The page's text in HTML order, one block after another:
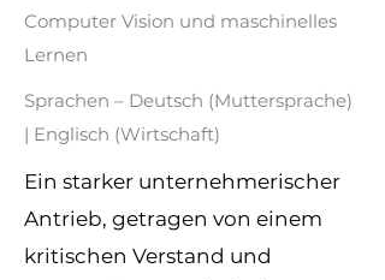
Computer Vision und maschinelles
Lernen
Sprachen – Deutsch (Muttersprache)
| Englisch (Wirtschaft)
Ein starker unternehmerischer
Antrieb, getragen von einem
kritischen Verstand und